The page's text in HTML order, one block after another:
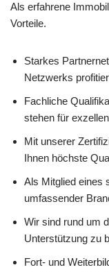
Als erfahrene
Vorteile.
Starkes
Netzwerks
Fachliche
stehen für
Mit unserer
Ihnen höchste
Als Mitglied eines
umfassender
Wir sind rund um
Unterstützung zu
Fort- und